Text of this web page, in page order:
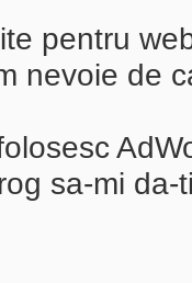
pentru
nevoie de
sa-mi da-